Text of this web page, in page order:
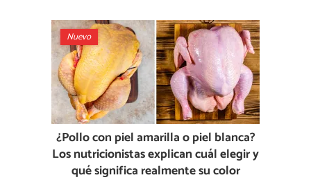
Nuevo
¿Pollo con piel amarilla o piel blanca?
Los nutricionistas explican cuál elegir y
qué significa realmente su color